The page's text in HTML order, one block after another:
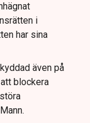
i
har sina
även på
blockera